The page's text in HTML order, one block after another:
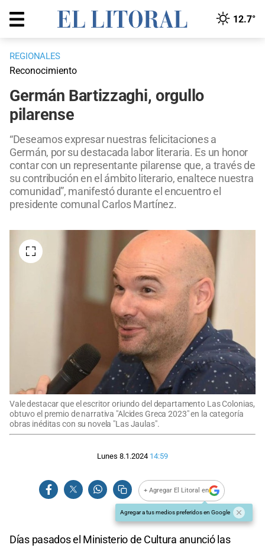
12.7°
REGIONALES
Reconocimiento
Germán Bartizzaghi, orgullo
pilarense
“Deseamos expresar nuestras felicitaciones a
Germán, por su destacada labor literaria. Es un honor
contar con un representante pilarense que, a través de
su contribución en el ámbito literario, enaltece nuestra
comunidad”, manifestó durante el encuentro el
presidente comunal Carlos Martínez.
Vale destacar que el escritor oriundo del departamento Las Colonias,
obtuvo el premio de narrativa "Alcides Greca 2023" en la categoría
obras inéditas con su novela "Las Jaulas".
Lunes 8.1.2024 14:59
+ Agregar El Litoral en
Agregar a tus medios preferidos en Google
Días pasados el Ministerio de Cultura anunció las